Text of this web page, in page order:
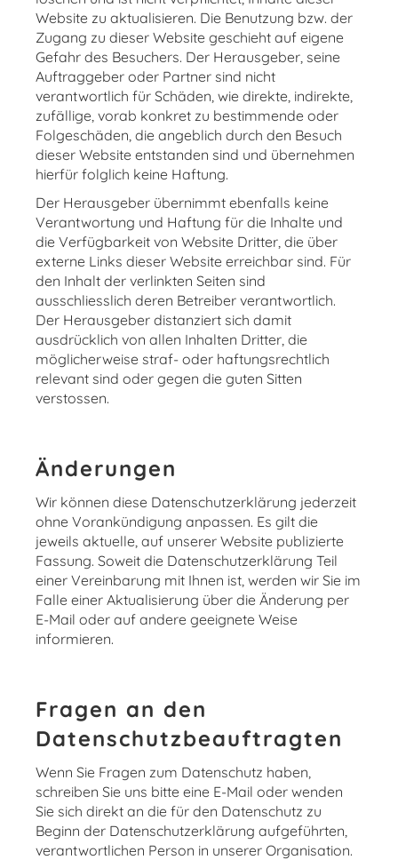
Website zu aktualisieren. Die Benutzung bzw. der
Zugang zu dieser Website geschieht auf eigene
Gefahr des Besuchers. Der Herausgeber, seine
Auftraggeber oder Partner sind nicht
verantwortlich für Schäden, wie direkte, indirekte,
zufällige, vorab konkret zu bestimmende oder
Folgeschäden, die angeblich durch den Besuch
dieser Website entstanden sind und übernehmen
hierfür folglich keine Haftung.
Der Herausgeber übernimmt ebenfalls keine
Verantwortung und Haftung für die Inhalte und
die Verfügbarkeit von Website Dritter, die über
externe Links dieser Website erreichbar sind. Für
den Inhalt der verlinkten Seiten sind
ausschliesslich deren Betreiber verantwortlich.
Der Herausgeber distanziert sich damit
ausdrücklich von allen Inhalten Dritter, die
möglicherweise straf- oder haftungsrechtlich
relevant sind oder gegen die guten Sitten
verstossen.
Änderungen
Wir können diese Datenschutzerklärung jederzeit
ohne Vorankündigung anpassen. Es gilt die
jeweils aktuelle, auf unserer Website publizierte
Fassung. Soweit die Datenschutzerklärung Teil
einer Vereinbarung mit Ihnen ist, werden wir Sie im
Falle einer Aktualisierung über die Änderung per
E-Mail oder auf andere geeignete Weise
informieren.
Fragen an den
Datenschutzbeauftragten
Wenn Sie Fragen zum Datenschutz haben,
schreiben Sie uns bitte eine E-Mail oder wenden
Sie sich direkt an die für den Datenschutz zu
Beginn der Datenschutzerklärung aufgeführten,
verantwortlichen Person in unserer Organisation.